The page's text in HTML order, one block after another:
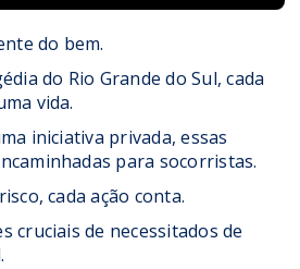
do bem.
do Rio Grande do Sul, cada
vida.
iniciativa privada, essas
para socorristas.
cada ação conta.
cruciais de necessitados de